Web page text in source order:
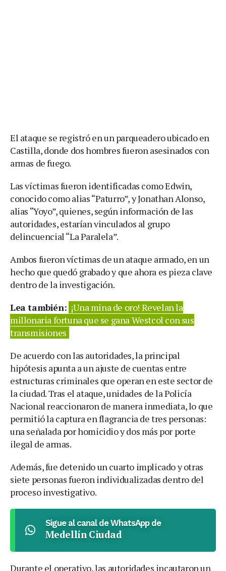
El ataque se registró en un parqueadero ubicado en
Castilla, donde dos hombres fueron asesinados con
armas de fuego.
Las víctimas fueron identificadas como Edwin,
conocido como alias “Paturro”, y Jonathan Alonso,
alias “Yoyo”, quienes, según información de las
autoridades, estarían vinculados al grupo
delincuencial “La Paralela”.
Ambos fueron víctimas de un ataque armado, en un
hecho que quedó grabado y que ahora es pieza clave
dentro de la investigación.
Lea también: ¡Una mina de oro! Revelan la
millonaria fortuna que se gana Westcol con sus
transmisiones
De acuerdo con las autoridades, la principal
hipótesis apunta a un ajuste de cuentas entre
estructuras criminales que operan en este sector de
la ciudad. Tras el ataque, unidades de la Policía
Nacional reaccionaron de manera inmediata, lo que
permitió la captura en flagrancia de tres personas:
una señalada por homicidio y dos más por porte
ilegal de armas.
Además, fue detenido un cuarto implicado y otras
siete personas fueron individualizadas dentro del
proceso investigativo.
Sigue al canal de WhatsApp de
Medellín Ciudad
Durante el operativo, las autoridades incautaron un